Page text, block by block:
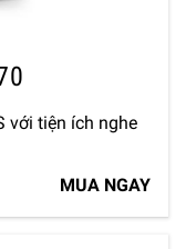
với tiện ích nghe
MUA NGAY